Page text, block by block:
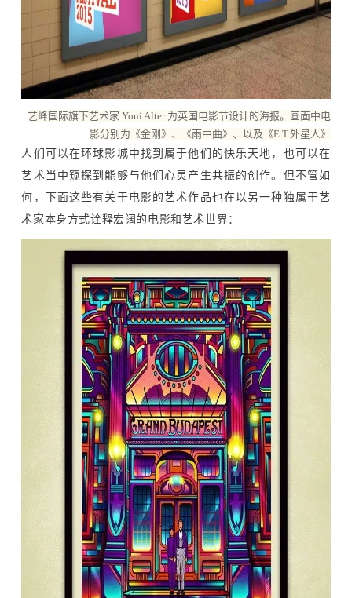
艺峰国际旗下艺术家 Yoni Alter 为英国电影节设计的海报。画面中电
影分别为《金刚》、《雨中曲》、以及《E.T.外星人》
人们可以在环球影城中找到属于他们的快乐天地，也可以在
艺术当中窥探到能够与他们心灵产生共振的创作。但不管如
何，下面这些有关于电影的艺术作品也在以另一种独属于艺
术家本身方式诠释宏阔的电影和艺术世界：